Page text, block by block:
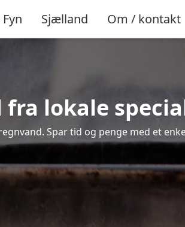
Fyn Sjælland Om / kontakt
lokale
Spar tid og penge med et